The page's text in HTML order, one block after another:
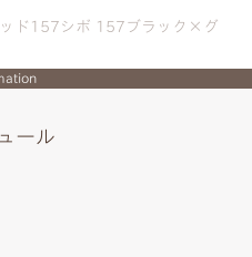
ッド157シボ 157ブラック×グ
ール